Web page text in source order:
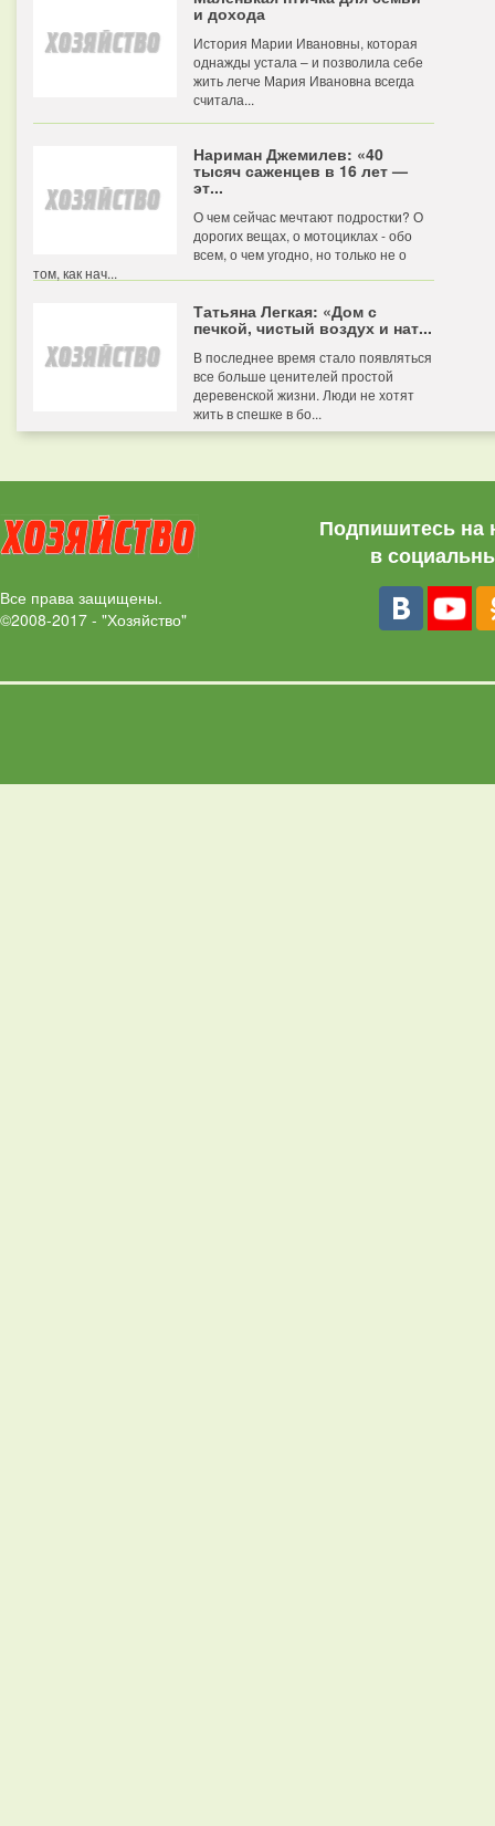
и дохода
История Марии Ивановны, которая
однажды устала – и позволила себе
жить легче Мария Ивановна всегда
считала...
Нариман Джемилев: «40
тысяч саженцев в 16 лет —
эт...
О чем сейчас мечтают подростки? О
дорогих вещах, о мотоциклах - обо
всем, о чем угодно, но только не о
том, как нач...
Татьяна Легкая: «Дом с
печкой, чистый воздух и нат...
В последнее время стало появляться
все больше ценителей простой
деревенской жизни. Люди не хотят
жить в спешке в бо...
Все права защищены.
©2008-2017 - "Хозяйство"
Подпишитесь на
в